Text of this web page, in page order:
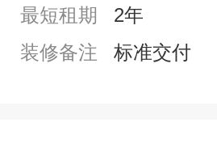
最短租期
2年
装修备注
标准交付